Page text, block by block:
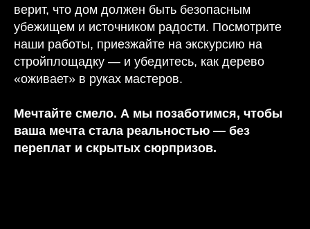
верит, что дом должен быть безопасным
убежищем и источником радости. Посмотрите
наши работы, приезжайте на экскурсию на
стройплощадку — и убедитесь, как дерево
«оживает» в руках мастеров.
Мечтайте смело. А мы позаботимся, чтобы
ваша мечта стала реальностью — без
переплат и скрытых сюрпризов.